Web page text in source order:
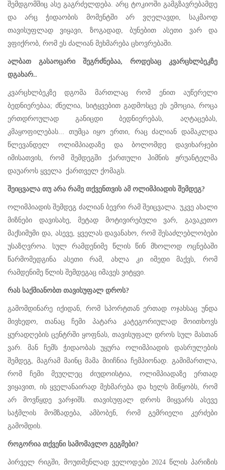
შემდგომშიც ასე გაგრძელდება. არც ტოკიოში გამგზავრებამდე
და არც ჭიდაობის მომენტში არ ვღელავდი, საკმაოდ
თავისუფლად ვიყავი, ზოგადად, ბუნებით ასეთი ვარ და
ვფიქრობ, რომ ეს ძალიან მეხმარება ცხოვრებაში.
ალბათ გასაოცარი შეგრძნებაა, როდესაც კვარცხლბეკზე
დგახარ..
კვარცხლბეკზე დგომა მართლაც რომ ენით აუწერელი
ბედნიერებაა; ძნელია, სიტყვებით გადმოსცე ეს ემოცია, როცა
ერთდროულად განიცდი ბედნიერებას, აღტაცებას,
კმაყოფილებას... თუმცა იყო ერთი, რაც ძალიან დამაკლდა
წლევანდელ ოლიმპიადაზე და ბოლომდე დავიხარჯები
იმისათვის, რომ შემდეგში ქართული ჰიმნის ჟრუანტელმა
დაუაროს ყველა ქართველ ქომაგს.
შეიცვალა თუ არა რამე თქვენთვის ამ ოლიმპიადის შემდეგ?
ოლიმპიადის შემდეგ ძალიან ბევრი რამ შეიცვალა. უკვე ახალი
მიზნები დავისახე, მეტად მოტივირებული ვარ, გავაკეთო
მაქსიმუმი და, ასევე, ყველას დავანახო, რომ შესაძლებლობები
უსაზღვროა. სულ რამდენიმე წლის წინ მხოლოდ ოცნებაში
წარმომედგინა ასეთი რამ, ახლა კი იმედი მაქვს, რომ
რამდენიმე წლის შემდეგაც იმავეს ვიტყვი.
რას საქმიანობთ თავისუფალ დროს?
გამომდინარე იქიდან, რომ სპორტთან ერთად ოჯახსაც უნდა
მივხედო, თანაც ჩემი პატარა კატეგორიულად მოითხოვს
ყურადღების ცენტრში ყოფნას, თავისუფალ დროს სულ მასთან
ვარ. მან ჩემს ჭიდაობას უყურა ოლიმპიადის დასრულების
შემდეგ, მაგრამ მაინც მამა მიიჩნია ჩემპიონად. გამიმართლა,
რომ ჩემი მეუღლეც ძიუდოისტია, ოლიმპიადაზე ერთად
ვიყავით, ის ყველანაირად მეხმარება და ხელს მიწყობს, რომ
არ მოვწყდე ვარჯიშს. თავისუფალ დროს მიყვარს ასევე
საჭმლის მომზადება, ამბობენ, რომ გემრიელი კერძები
გამომდის.
როგორია თქვენი სამომავლო გეგმები?
პირველ რიგში, მოუთმენლად ველოდები 2024 წლის პარიზის